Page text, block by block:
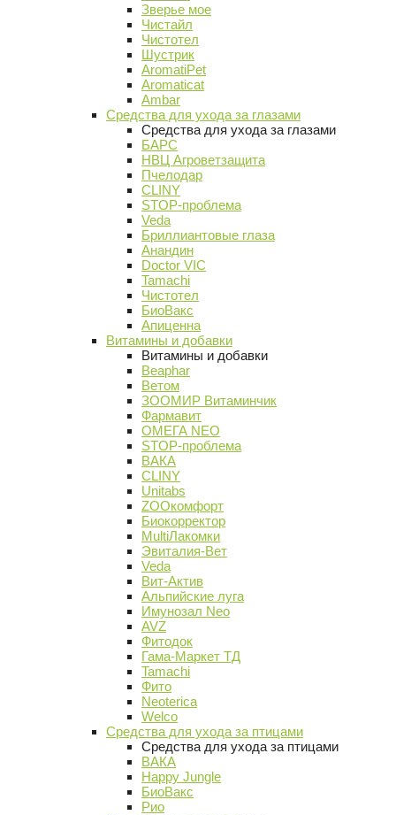
Зверье мое
Чистайл
Чистотел
Шустрик
AromatiPet
Aromaticat
Ambar
Средства для ухода за глазами
Средства для ухода за глазами
БАРС
НВЦ Агроветзащита
Пчелодар
CLINY
STOP-проблема
Veda
Бриллиантовые глаза
Анандин
Doctor VIC
Tamachi
Чистотел
БиоВакс
Апиценна
Витамины и добавки
Витамины и добавки
Beaphar
Ветом
ЗООМИР Витаминчик
Фармавит
ОМЕГА NEO
STOP-проблема
ВАКА
CLINY
Unitabs
ZOOкомфорт
Биокорректор
MultiЛакомки
Эвиталия-Вет
Veda
Вит-Актив
Альпийские луга
Имунозал Neo
AVZ
Фитодок
Гама-Маркет ТД
Tamachi
Фито
Neoterica
Welco
Средства для ухода за птицами
Средства для ухода за птицами
ВАКА
Happy Jungle
БиоВакс
Рио